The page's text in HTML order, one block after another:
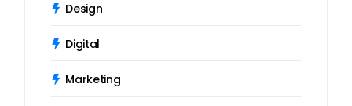
Design
Digital
Marketing